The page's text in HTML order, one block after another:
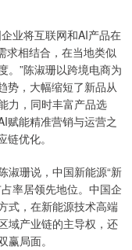
业将互联网和AI产品在
求相结合，在当地类似
。”陈淑珊以跨境电商为
势，大幅缩短了新品从
力，同时丰富产品选
赋能精准营销与运营之
优化。
珊说，中国新能源“新
率居领先地位。中国企
式，在新能源技术高端
域产业链的主导权，还
局面。